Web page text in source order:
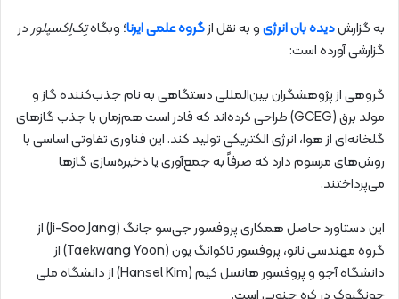
به گزارشدیده بان انرژیو به نقل ازگروه علمی ایرنا؛ وبگاهتِک‌اِکسپلوردر
گزارشی آورده است:
گروهی از پژوهشگران بین‌المللی دستگاهی به نام جذب‌کننده گاز و
مولد برق (GCEG) طراحی کرده‌اند که قادر است هم‌زمان با جذب گازهای
گلخانه‌ای از هوا، انرژی الکتریکی تولید کند. این فناوری تفاوتی اساسی با
روش‌های مرسوم دارد که صرفاً به جمع‌آوری یا ذخیره‌سازی گازها
می‌پرداختند.
این دستاورد حاصل همکاری پروفسور جی‌سو جانگ (Ji-Soo Jang) از
گروه مهندسی نانو، پروفسور تاکوانگ یون (Taekwang Yoon) از
دانشگاه آجو و پروفسور هانسل کیم (Hansel Kim) از دانشگاه ملی